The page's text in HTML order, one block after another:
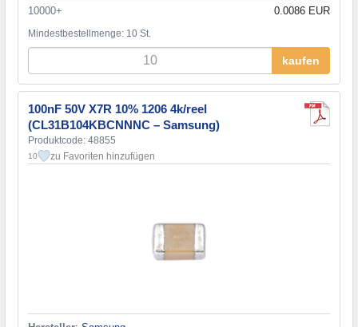
10000+
0.0086 EUR
Mindestbestellmenge: 10 St.
kaufen
100nF 50V X7R 10% 1206 4k/reel
(CL31B104KBCNNNC – Samsung)
Produktcode: 48855
10 zu Favoriten hinzufügen